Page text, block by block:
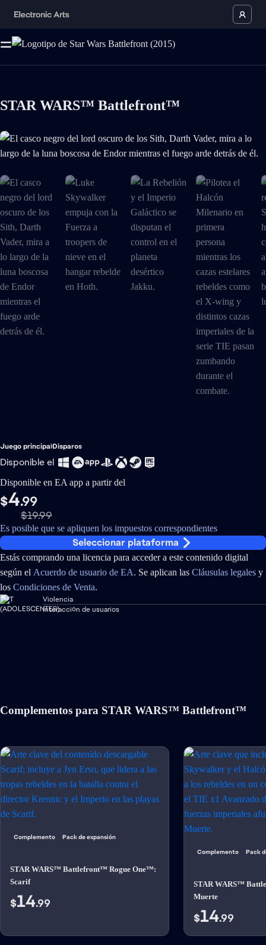
STAR WARS™ Battlefront™
El casco negro del lord oscuro de los Sith, Darth Vader, mira a lo
Juego principalDisparos
Disponible el
Disponible en EA app a partir del
$4.99
$19.99
Es posible que se apliquen los impuestos correspondientes
Seleccionar plataforma
Estás comprando una licencia para acceder a este contenido digital
según el Acuerdo de usuario de EA. Se aplican las Cláusulas legales y
los Condiciones de Venta.
Violencia
Interacción de usuarios
Complementos para STAR WARS™ Battlefront™
Complemento Pack de expansión
STAR WARS™ Battlefront™ Rogue One™:
Scarif
$14.99
Complemento Pack
STAR WARS™
Muerte
$14.99